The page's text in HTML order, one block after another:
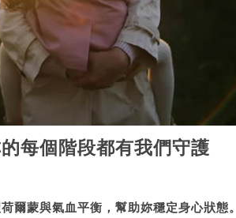
每個階段都有我們守護
爾蒙與氣血平衡，幫助妳穩定身心狀態。